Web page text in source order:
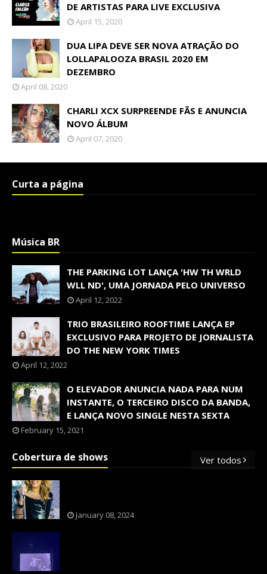
DE ARTISTAS PARA LIVE EXCLUSIVA
April 15, 2020
DUA LIPA DEVE SER NOVA ATRAÇÃO DO
LOLLAPALOOZA BRASIL 2020 EM
DEZEMBRO
April 08, 2020
CHARLI XCX SURPREENDE FÃS E ANUNCIA
NOVO ÁLBUM
April 07, 2020
Curta a página
Música BR
THE PARKING LOT LANÇA 'HW TH WRLD
WLL ND', UMA JORNADA PELO UNIVERSO
April 12, 2022
TRIO BRASILEIRO ROOFTIME LANÇA EP
EXCLUSIVO PARA PROJETO DE JORNALISTA
DO THE NEW YORK TIMES
April 12, 2022
O ELEVADOR ANUNCIA NADA PARA NUM
INSTANTE, O TERCEIRO DISCO DA BANDA,
E LANÇA NOVO SINGLE NESTA SEXTA
February 15, 2021
Cobertura de shows Ver todos
January 08, 2024